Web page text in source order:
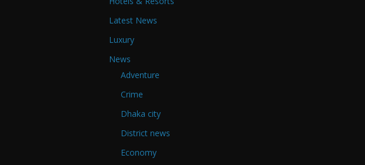
Latest News
Luxury
News
Adventure
Crime
Dhaka city
District news
Economy